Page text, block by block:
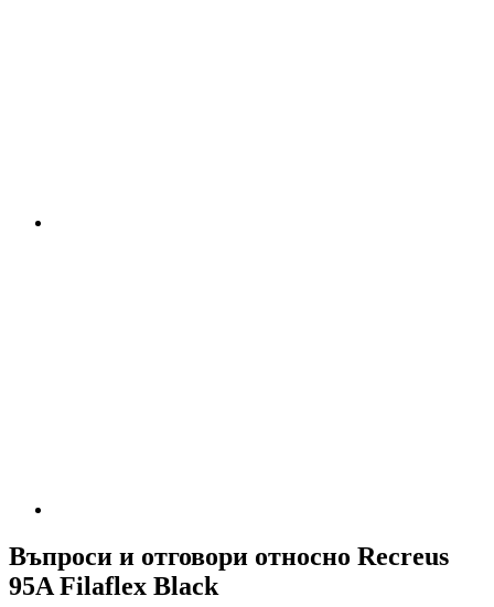
Въпроси и отговори относно Recreus
95A Filaflex Black